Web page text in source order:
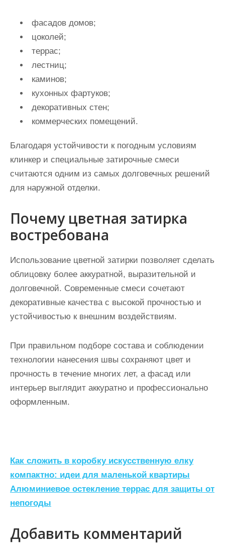
фасадов домов;
цоколей;
террас;
лестниц;
каминов;
кухонных фартуков;
декоративных стен;
коммерческих помещений.
Благодаря устойчивости к погодным условиям
клинкер и специальные затирочные смеси
считаются одним из самых долговечных решений
для наружной отделки.
Почему цветная затирка
востребована
Использование цветной затирки позволяет сделать
облицовку более аккуратной, выразительной и
долговечной. Современные смеси сочетают
декоративные качества с высокой прочностью и
устойчивостью к внешним воздействиям.
При правильном подборе состава и соблюдении
технологии нанесения швы сохраняют цвет и
прочность в течение многих лет, а фасад или
интерьер выглядит аккуратно и профессионально
оформленным.
Н
а
в
и
г
а
Как сложить в коробку искусственную елку
компактно: идеи для маленькой квартиры
Алюминиевое остекление террас для защиты от
непогоды
Добавить комментарий